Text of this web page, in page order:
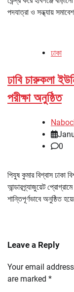
পদযাত্রা ও সন্ধ্যায়
ঢাকা
ঢাবি চারুকলা
পরীক্ষা অনুষ্ঠিত
0
পিযুষ কুমার বিশ্বাস ঢাকা
আন্ডারগ্র্যাজুয়েট
শান্তিপূর্ণভাবে অনুষ্ঠিত
Leave a Reply
Your email
are marked *